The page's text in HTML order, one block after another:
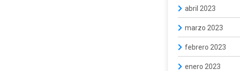
abril 2023
marzo 2023
febrero 2023
enero 2023